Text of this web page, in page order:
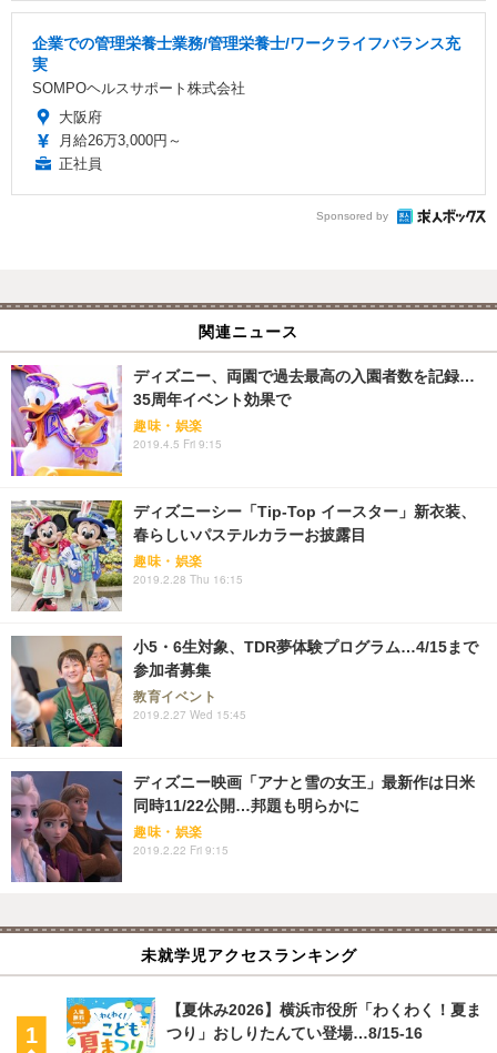
企業での管理栄養士業務/管理栄養士/ワークライフバランス充
実
SOMPOヘルスサポート株式会社
大阪府
月給26万3,000円～
正社員
Sponsored by
関連ニュース
ディズニー、両園で過去最高の入園者数を記録…
35周年イベント効果で
趣味・娯楽
2019.4.5 Fri 9:15
ディズニーシー「Tip-Top イースター」新衣装、
春らしいパステルカラーお披露目
趣味・娯楽
2019.2.28 Thu 16:15
小5・6生対象、TDR夢体験プログラム…4/15まで
参加者募集
教育イベント
2019.2.27 Wed 15:45
ディズニー映画「アナと雪の女王」最新作は日米
同時11/22公開…邦題も明らかに
趣味・娯楽
2019.2.22 Fri 9:15
未就学児アクセスランキング
【夏休み2026】横浜市役所「わくわく！夏ま
つり」おしりたんてい登場…8/15-16